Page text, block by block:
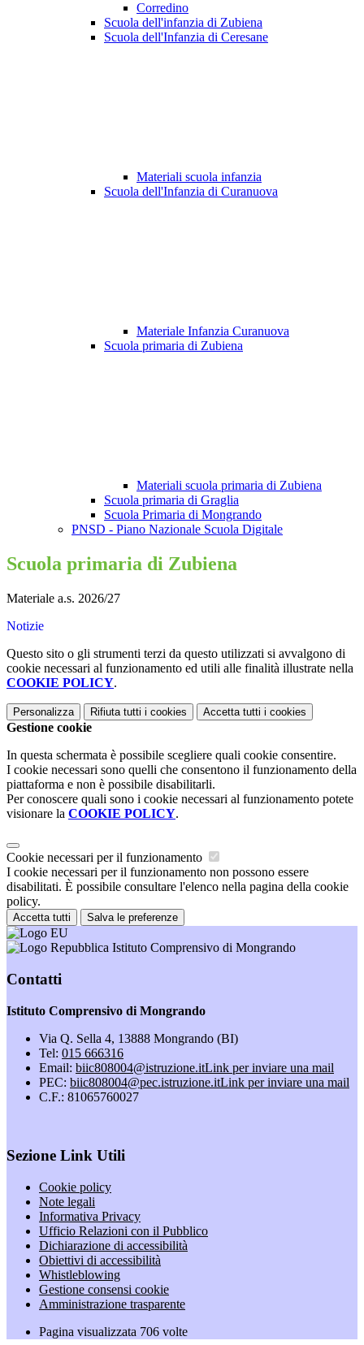
Corredino
Scuola dell'infanzia di Zubiena
Scuola dell'Infanzia di Ceresane
Materiali scuola infanzia
Scuola dell'Infanzia di Curanuova
Materiale Infanzia Curanuova
Scuola primaria di Zubiena
Materiali scuola primaria di Zubiena
Scuola primaria di Graglia
Scuola Primaria di Mongrando
PNSD - Piano Nazionale Scuola Digitale
Scuola primaria di Zubiena
Materiale a.s. 2026/27
Notizie
Questo sito o gli strumenti terzi da questo utilizzati si avvalgono di
cookie necessari al funzionamento ed utili alle finalità illustrate nella
COOKIE POLICY.
Personalizza Rifiuta tutti i cookies Accetta tutti i cookies
Gestione cookie
In questa schermata è possibile scegliere quali cookie consentire.
I cookie necessari sono quelli che consentono il funzionamento della
piattaforma e non è possibile disabilitarli.
Per conoscere quali sono i cookie necessari al funzionamento potete
visionare la COOKIE POLICY.
Cookie necessari per il funzionamento
I cookie necessari per il funzionamento non possono essere
disabilitati. È possibile consultare l'elenco nella pagina della cookie
policy.
Accetta tutti Salva le preferenze
Istituto Comprensivo di Mongrando
Contatti
Istituto Comprensivo di Mongrando
Via Q. Sella 4, 13888 Mongrando (BI)
Tel: 015 666316
Email: biic808004@istruzione.itLink per inviare una mail
PEC: biic808004@pec.istruzione.itLink per inviare una mail
C.F.: 81065760027
Sezione Link Utili
Cookie policy
Note legali
Informativa Privacy
Ufficio Relazioni con il Pubblico
Dichiarazione di accessibilità
Obiettivi di accessibilità
Whistleblowing
Gestione consensi cookie
Amministrazione trasparente
Pagina visualizzata 706 volte